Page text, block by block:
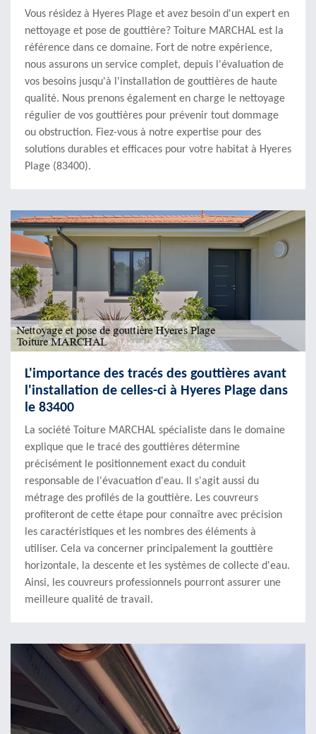
Vous résidez à Hyeres Plage et avez besoin d'un expert en
nettoyage et pose de gouttière? Toiture MARCHAL est la
référence dans ce domaine. Fort de notre expérience,
nous assurons un service complet, depuis l'évaluation de
vos besoins jusqu'à l'installation de gouttières de haute
qualité. Nous prenons également en charge le nettoyage
régulier de vos gouttières pour prévenir tout dommage
ou obstruction. Fiez-vous à notre expertise pour des
solutions durables et efficaces pour votre habitat à Hyeres
Plage (83400).
L'importance des tracés des gouttières avant
l'installation de celles-ci à Hyeres Plage dans
le 83400
La société Toiture MARCHAL spécialiste dans le domaine
explique que le tracé des gouttières détermine
précisément le positionnement exact du conduit
responsable de l'évacuation d'eau. Il s'agit aussi du
métrage des profilés de la gouttière. Les couvreurs
profiteront de cette étape pour connaître avec précision
les caractéristiques et les nombres des éléments à
utiliser. Cela va concerner principalement la gouttière
horizontale, la descente et les systèmes de collecte d'eau.
Ainsi, les couvreurs professionnels pourront assurer une
meilleure qualité de travail.